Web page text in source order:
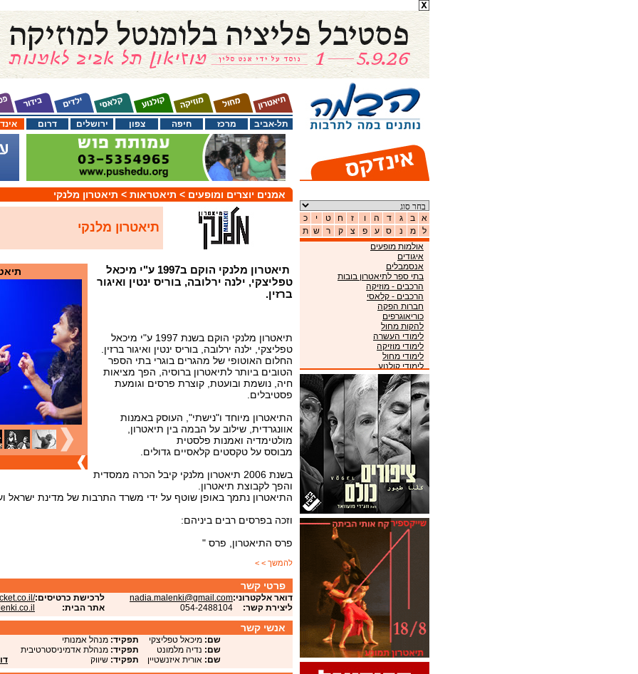
דרום ירושלים צפון חיפה מרכז תל-אביב
אמנים יוצרים ומופעים > תיאטראות > תיאטרון מלנקי
תיאטרון מלנקי
תיאטרון מלנקי הוקם ב1997 ע"י מיכאל
טפליצקי, ילנה ירלובה, בוריס ינטין ואיגור
ברזין.
תיאטרון מלנקי הוקם בשנת 1997 ע"י מיכאל
טפליצקי, ילנה ירלובה, בוריס ינטין ואיגור ברזין.
החלום האוטופי של מהגרים בוגרי בתי הספר
הטובים ביותר לתיאטרון ברוסיה, הפך מציאות
חיה, נושמת ובועטת, קוצרת פרסים וגומעת
פסטיבלים.
התיאטרון מיוחד ו"נישתי", העוסק באמנות
אוונגרדית, שילוב על הבמה בין תיאטרון,
מולטימדיה ואמנות פלסטית
מבוסס על טקסטים קלאסיים גדולים.
בשנת 2006 תיאטרון מלנקי קיבל הכרה ממסדית
והפך לקבוצת תיאטרון.
התיאטרון נתמך באופן שוטף על ידי משרד התרבות של מדינת ישראל
וזכה בפרסים רבים ביניהם:
פרס התיאטרון, פרס "
להמשך > >
פרטי קשר
דואר אלקטרוני:nadia.malenki@gmail.com לרכישת כרטיסים:
ליצירת קשר:
054-2488104 אתר הבית:
אנשי קשר
שם: מיכאל טפליצקי תפקיד: מנהל אמנותי
שם: נדיה מלמונט תפקיד: מנהלת אדמיניסטרטיבית
שם: אורית איזנשטיין תפקיד: שיווק
כ י ט ח ז ו ה ד ג ב
א
ת ש ר ק צ פ ע ס נ מ
ל
אולמות מופעים
איגודים
אנסמבלים
בתי ספר לתיאטרון בובות
הרכבים - מוזיקה
הרכבים - קלאסי
חברות הפקה
כוריאוגרפים
להקות מחול
לימודי העשרה
לימודי מוזיקה
לימודי מחול
לימודי קולנוע
לימודי תיאטרון
מוזיאונים
מועדונים
מקהלות
מרכזי מוזיקה
ניהול אמנים
סינמטקים
פסטיבלים
קונסרבטוריונים
תזמורות
תיאטראות
תיאטרוני ילדים